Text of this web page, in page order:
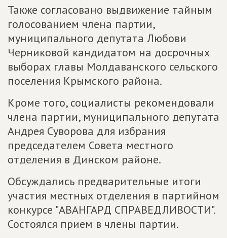
Также согласовано выдвижение тайным
голосованием члена партии,
муниципального депутата Любови
Черниковой кандидатом на досрочных
выборах главы Молдаванского сельского
поселения Крымского района.
Кроме того, социалисты рекомендовали
члена партии, муниципального депутата
Андрея Суворова для избрания
председателем Совета местного
отделения в Динском районе.
Обсуждались предварительные итоги
участия местных отделения в партийном
конкурсе "АВАНГАРД СПРАВЕДЛИВОСТИ".
Состоялся прием в члены партии.